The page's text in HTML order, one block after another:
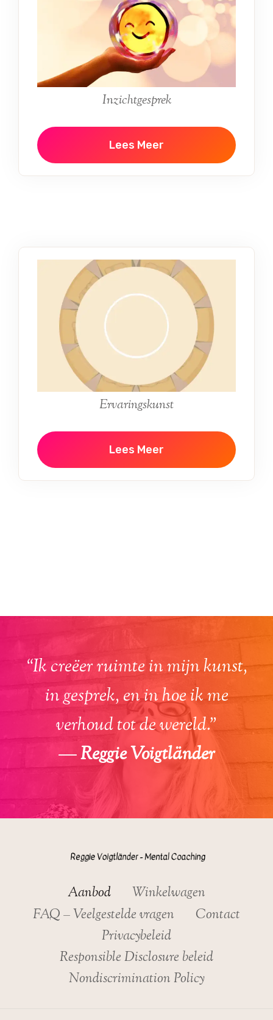
Inzichtgesprek
Lees Meer
Ervaringskunst
Lees Meer
“Ik creëer ruimte in mijn kunst,
in gesprek, en in hoe ik me
verhoud tot de wereld.”
—Reggie Voigtländer
Aanbod
Winkelwagen
FAQ – Veelgestelde vragen
Contact
Privacybeleid
Responsible Disclosure beleid
Nondiscrimination Policy